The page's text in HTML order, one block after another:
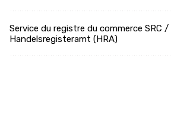
Service du registre du commerce SRC /
Handelsregisteramt (HRA)